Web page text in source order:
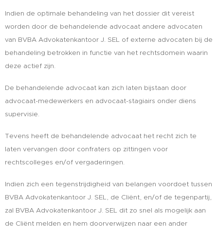
Indien de optimale behandeling van het dossier dit vereist
worden door de behandelende advocaat andere advocaten
van BVBA Advokatenkantoor J. SEL of externe advocaten bij de
behandeling betrokken in functie van het rechtsdomein waarin
deze actief zijn.
De behandelende advocaat kan zich laten bijstaan door
advocaat-medewerkers en advocaat-stagiairs onder diens
supervisie.
Tevens heeft de behandelende advocaat het recht zich te
laten vervangen door confraters op zittingen voor
rechtscolleges en/of vergaderingen.
Indien zich een tegenstrijdigheid van belangen voordoet tussen
BVBA Advokatenkantoor J. SEL, de Cliënt, en/of de tegenpartij,
zal BVBA Advokatenkantoor J. SEL dit zo snel als mogelijk aan
de Cliënt melden en hem doorverwijzen naar een ander